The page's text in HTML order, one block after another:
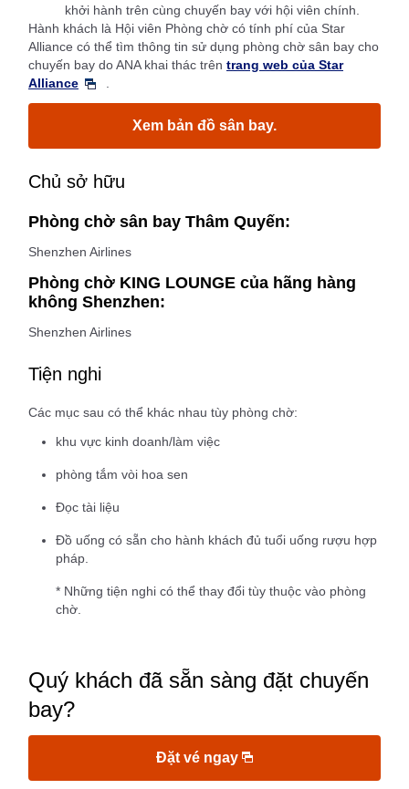
khởi hành trên cùng chuyến bay với hội viên chính.
Hành khách là Hội viên Phòng chờ có tính phí của Star
Alliance có thể tìm thông tin sử dụng phòng chờ sân bay cho
chuyến bay do ANA khai thác trên trang web của Star
Alliance
Xem bản đồ sân bay.
Chủ sở hữu
Phòng chờ sân bay Thâm Quyến:
Shenzhen Airlines
Phòng chờ KING LOUNGE của hãng hàng
không Shenzhen:
Shenzhen Airlines
Tiện nghi
Các mục sau có thể khác nhau tùy phòng chờ:
khu vực kinh doanh/làm việc
phòng tắm vòi hoa sen
Đọc tài liệu
Đồ uống có sẵn cho hành khách đủ tuổi uống rượu hợp
pháp.
* Những tiện nghi có thể thay đổi tùy thuộc vào phòng
chờ.
Quý khách đã sẵn sàng đặt chuyến
bay?
Đặt vé ngay